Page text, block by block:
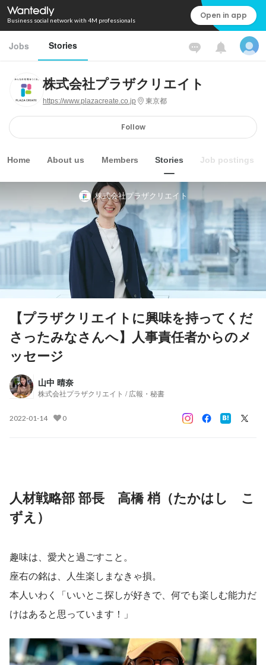
Business social network with 4M professionals Open in app
Jobs Stories
株式会社プラザクリエイト
https://www.plazacreate.co.jp 東京都
Follow
Home About us Members Stories Job postings
株式会社プラザクリエイト
【プラザクリエイトに興味を持ってくだ
さったみなさんへ】人事責任者からのメ
ッセージ
山中 晴奈
株式会社プラザクリエイト / 広報・秘書
2022-01-14 0
人材戦略部 部長　高橋 梢（たかはし　こ
ずえ）
趣味は、愛犬と過ごすこと。
座右の銘は、人生楽しまなきゃ損。
本人いわく「いいとこ探しが好きで、何でも楽しむ能力だ
けはあると思っています！」